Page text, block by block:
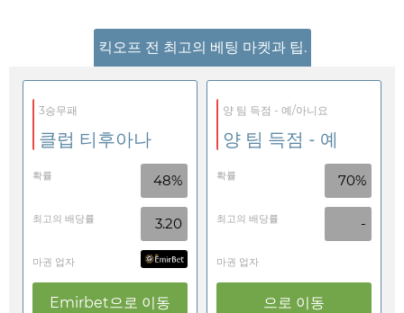
킥오프 전 최고의 베팅 마켓과 팁.
3승무패
클럽 티후아나
확률 48%
최고의 배당률 3.20
마권 업자
Emirbet으로 이동
양 팀 득점 - 예/아니요
양 팀 득점 - 예
확률 70%
최고의 배당률 -
마권 업자
으로 이동